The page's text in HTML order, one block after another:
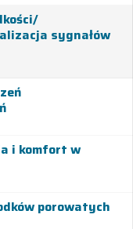
sygnałów
i komfort w
porowatych